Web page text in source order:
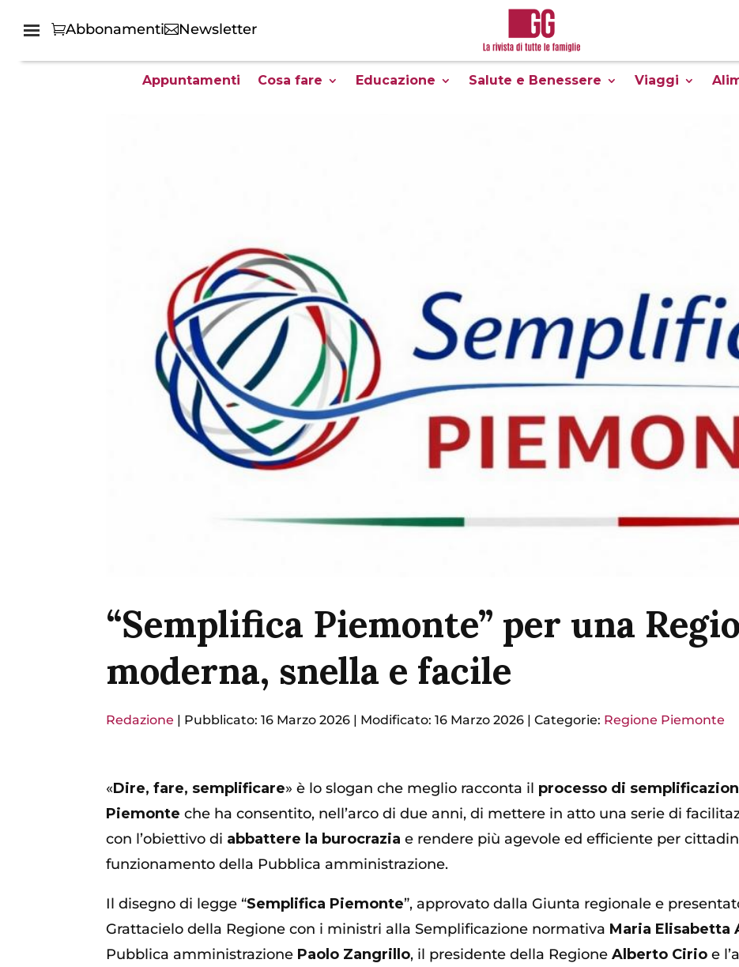
Abbonamenti Newsletter
Appuntamenti Cosa fare Educazione Salute e Benessere Viaggi
“Semplifica Piemonte” per una
moderna, snella e facile
Redazione | Pubblicato: 16 Marzo 2026 | Modificato: 16 Marzo 2026 |Categorie: Regione Piemonte
«Dire, fare, semplificare» è lo slogan che meglio racconta il processo di
Piemonte che ha consentito, nell’arco di due anni, di mettere in atto una serie di
con l’obiettivo di abbattere la burocrazia e rendere più agevole ed efficiente per
funzionamento della Pubblica amministrazione.
Il disegno di legge “Semplifica Piemonte”, approvato dalla Giunta regionale e
Grattacielo della Regione con i ministri alla Semplificazione normativa Maria
Pubblica amministrazione Paolo Zangrillo, il presidente della Regione Alberto Cirio e